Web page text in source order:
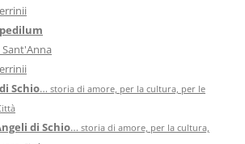
Schio… storia di amore, per la cultura, per le
di Schio… storia di amore, per la cultura,